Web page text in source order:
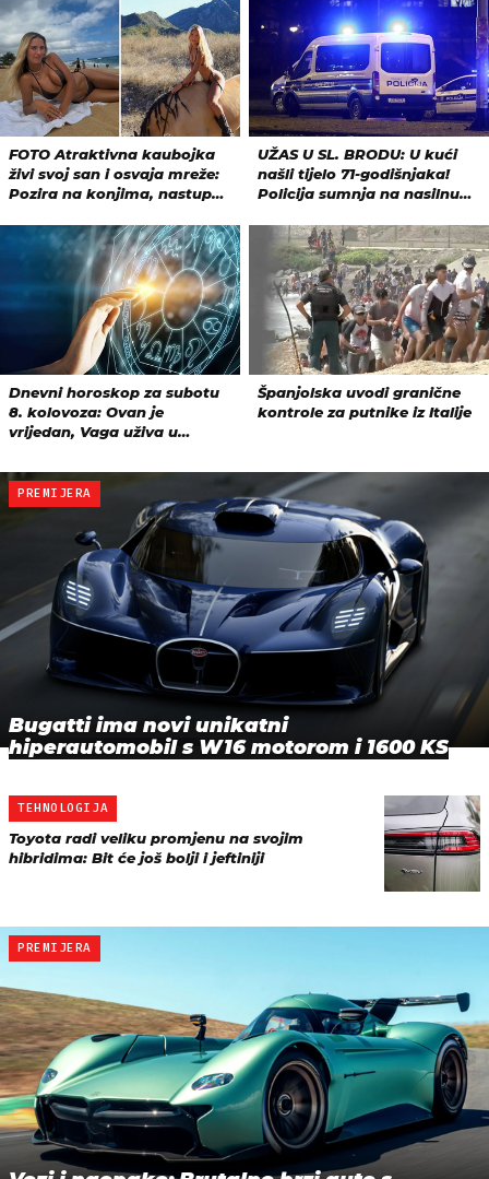
PREMIJERA
Bugatti ima novi unikatni
hiperautomobil s W16 motorom i 1600 KS
TEHNOLOGIJA
Toyota radi veliku promjenu na svojim
hibridima: Bit će još bolji i jeftiniji
PREMIJERA